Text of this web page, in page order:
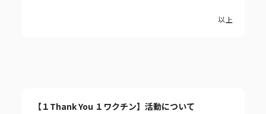
以上
【１Thank You １ワクチン】活動について